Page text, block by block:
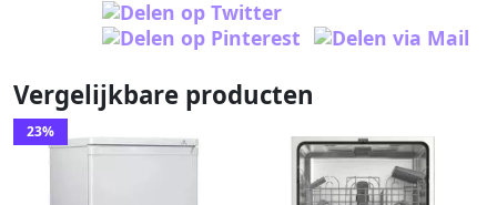
Vergelijkbare producten
23%